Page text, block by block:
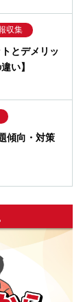
収集
とデメリッ
い】
傾向・対策